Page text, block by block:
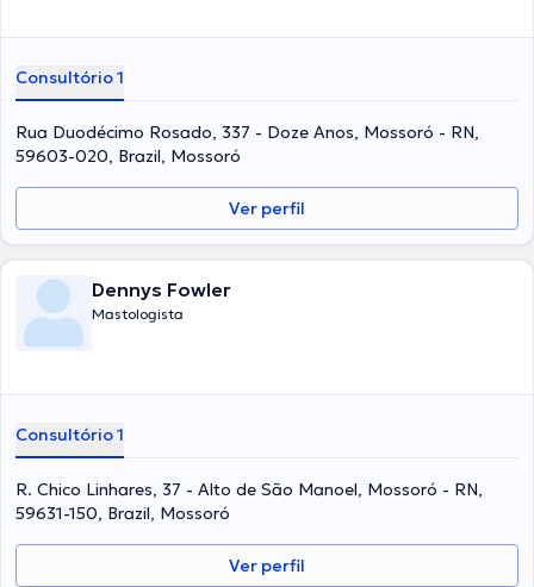
Consultório 1
Rua Duodécimo Rosado, 337 - Doze Anos, Mossoró - RN,
59603-020, Brazil, Mossoró
Ver perfil
Dennys Fowler
Mastologista
Consultório 1
R. Chico Linhares, 37 - Alto de São Manoel, Mossoró - RN,
59631-150, Brazil, Mossoró
Ver perfil